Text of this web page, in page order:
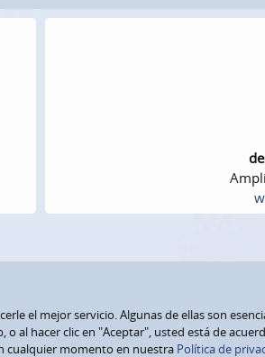
el mejor servicio. Algunas de ellas son
hacer clic en "Aceptar", usted está de
cualquier momento en nuestra Política de